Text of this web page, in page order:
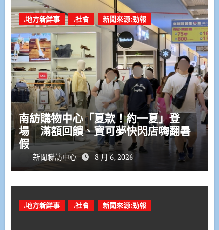
.地方新鮮事 .社會 新聞來源:勁報
南紡購物中心「夏款！約一夏」登
場 滿額回饋、寶可夢快閃店嗨翻暑
假
新聞聯訪中心 8 月 6, 2026
.地方新鮮事 .社會 新聞來源:勁報